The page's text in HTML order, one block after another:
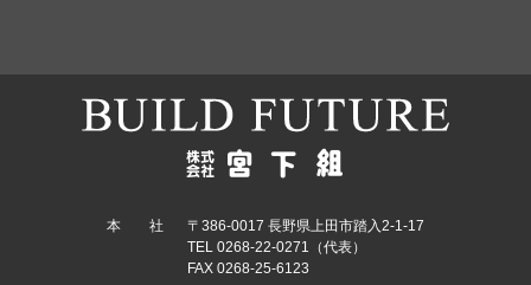
本 社
〒386-0017 長野県上田市踏入2-1-17
TEL 0268-22-0271（代表）
FAX 0268-25-6123